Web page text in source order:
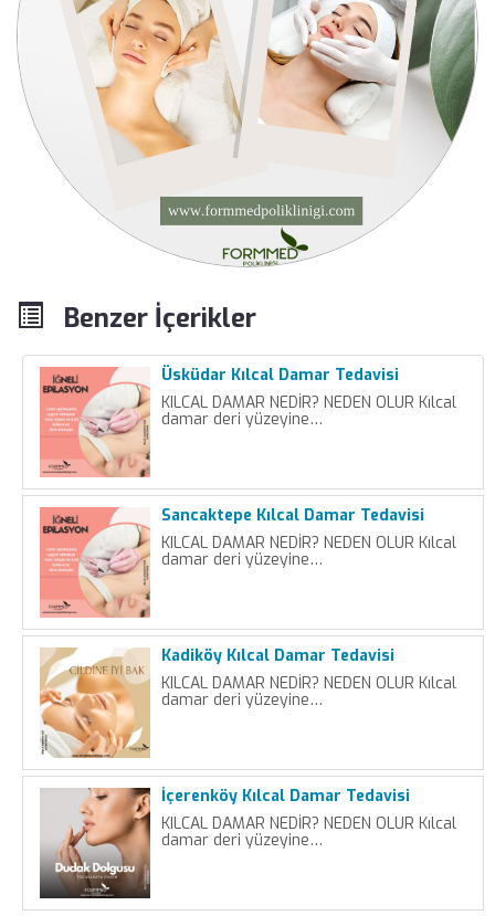
Benzer İçerikler
Üsküdar Kılcal Damar Tedavisi
KILCAL DAMAR NEDİR? NEDEN OLUR Kılcal
damar deri yüzeyine…
Sancaktepe Kılcal Damar Tedavisi
KILCAL DAMAR NEDİR? NEDEN OLUR Kılcal
damar deri yüzeyine…
Kadiköy Kılcal Damar Tedavisi
KILCAL DAMAR NEDİR? NEDEN OLUR Kılcal
damar deri yüzeyine…
İçerenköy Kılcal Damar Tedavisi
KILCAL DAMAR NEDİR? NEDEN OLUR Kılcal
damar deri yüzeyine…